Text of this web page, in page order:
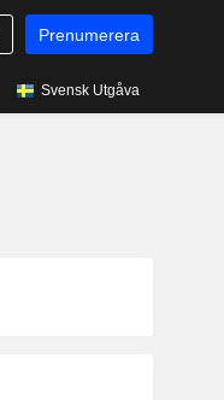
Prenumerera
Svensk Utgåva